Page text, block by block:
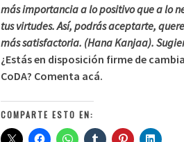
más importancia a lo positivo que a lo
tus virtudes. Así, podrás aceptarte,
más satisfactoria. (Hana Kanjaa).
¿Estás en disposición firme de
CoDA? Comenta acá.
COMPARTE ESTO EN: